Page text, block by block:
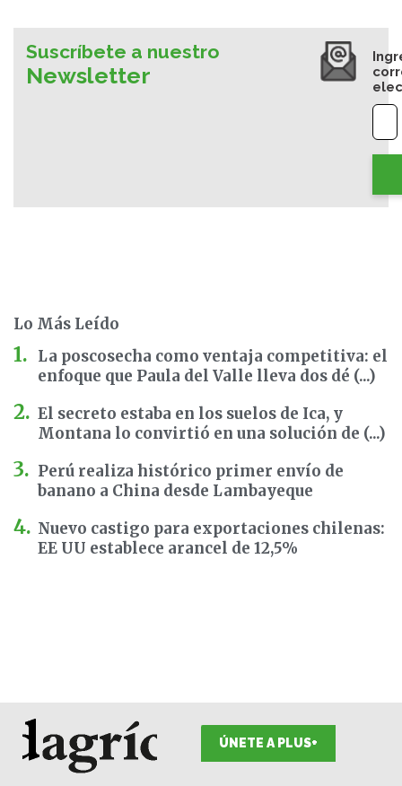
Suscríbete a nuestro
Newsletter
Lo Más Leído
La poscosecha como ventaja competitiva: el
enfoque que Paula del Valle lleva dos dé (...)
El secreto estaba en los suelos de Ica, y
Montana lo convirtió en una solución de (...)
Perú realiza histórico primer envío de
banano a China desde Lambayeque
Nuevo castigo para exportaciones chilenas:
EE UU establece arancel de 12,5%
ÚNETE A PLUS+